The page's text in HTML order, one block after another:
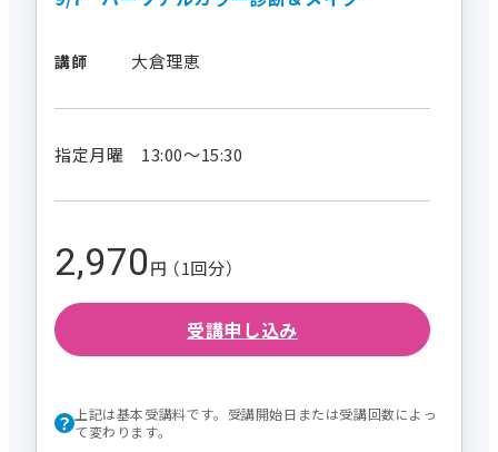
講師 大倉理恵
指定月曜 13:00～15:30
2,970円 （1回分）
受講申し込み
上記は基本受講料です。受講開始日または受講回数によっ
て変わります。